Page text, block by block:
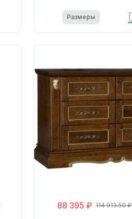
Размеры
88 395 ₽ 114 913.50 ₽